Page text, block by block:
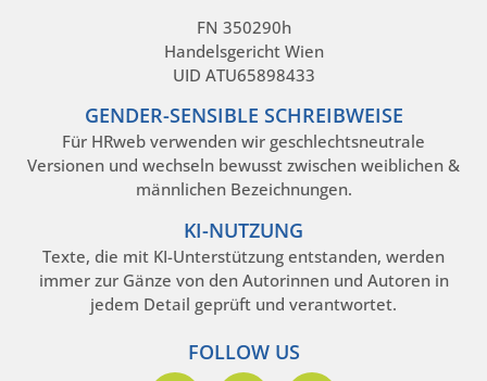
FN 350290h
Handelsgericht Wien
UID ATU65898433
GENDER-SENSIBLE SCHREIBWEISE
Für HRweb verwenden wir geschlechtsneutrale
Versionen und wechseln bewusst zwischen weiblichen &
männlichen Bezeichnungen.
KI-NUTZUNG
Texte, die mit KI-Unterstützung entstanden, werden
immer zur Gänze von den Autorinnen und Autoren in
jedem Detail geprüft und verantwortet.
FOLLOW US